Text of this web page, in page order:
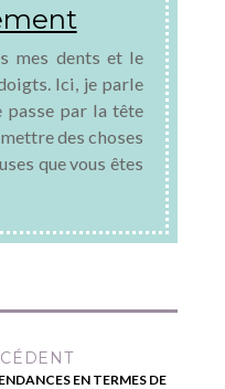
mes dents et le
Ici, je parle
passe par la tête
des choses
que vous êtes
EN TERMES DE